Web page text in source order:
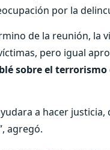
por la
de la reunión, la
pero igual
sobre el
a hacer
agregó.